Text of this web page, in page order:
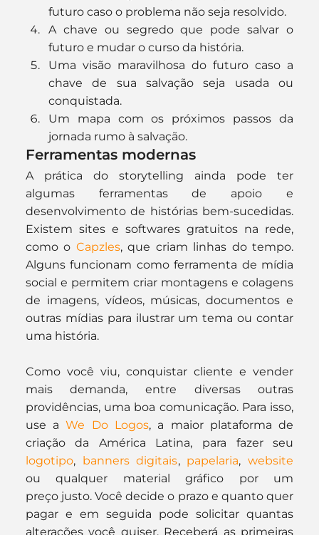
futuro caso o problema não seja resolvido.
A chave ou segredo que pode salvar o
futuro e mudar o curso da história.
Uma visão maravilhosa do futuro caso a
chave de sua salvação seja usada ou
conquistada.
Um mapa com os próximos passos da
jornada rumo à salvação.
Ferramentas modernas
A prática do storytelling ainda pode ter
algumas ferramentas de apoio e
desenvolvimento de histórias bem-sucedidas.
Existem sites e softwares gratuitos na rede,
como o Capzles, que criam linhas do tempo.
Alguns funcionam como ferramenta de mídia
social e permitem criar montagens e colagens
de imagens, vídeos, músicas, documentos e
outras mídias para ilustrar um tema ou contar
uma história.
Como você viu, conquistar cliente e vender
mais demanda, entre diversas outras
providências, uma boa comunicação. Para isso,
use a We Do Logos, a maior plataforma de
logotipo, banners digitais, papelaria, website
ou qualquer material gráfico por um
preço justo. Você decide o prazo e quanto quer
pagar e em seguida pode solicitar quantas
alterações você quiser. Receberá as primeiras